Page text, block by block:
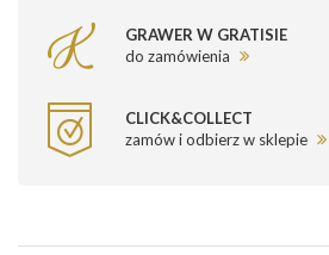
GRAWER W GRATISIE
do zamówienia
CLICK&COLLECT
zamów i odbierz w sklepie